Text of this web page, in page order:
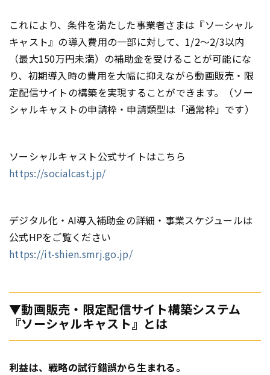
これにより、条件を満たした事業者さまは『ソーシャル
キャスト』の導入費用の一部に対して、1/2～2/3以内
（最大150万円未満）の補助金を受けることが可能にな
り、初期導入時の費用を大幅に抑えながら動画販売・限
定配信サイトの構築を実現することができます。（ソー
シャルキャストの申請枠・申請類型は「通常枠」です）
ソーシャルキャスト公式サイトはこちら
https://socialcast.jp/
デジタル化・AI導入補助金の詳細・事業スケジュールは
公式HPをご覧ください
https://it-shien.smrj.go.jp/
▼動画販売・限定配信サイト構築システム
『ソーシャルキャスト』とは
利益は、戦略の試行錯誤から生まれる。